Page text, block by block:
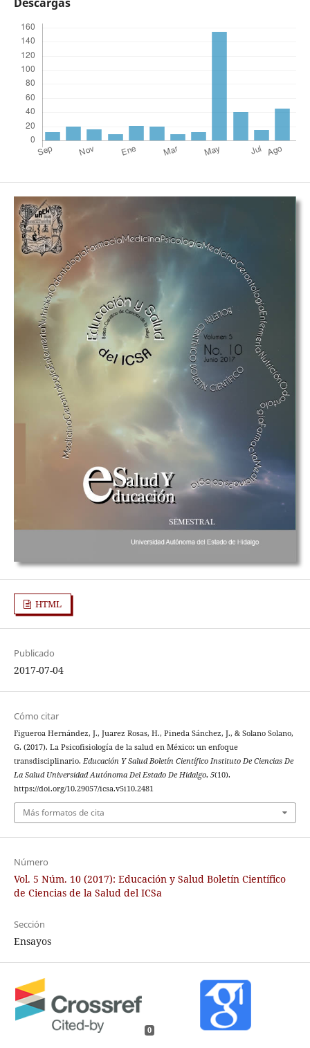
HTML
Publicado
2017-07-04
Cómo citar
Figueroa Hernández, J., Juarez Rosas, H., Pineda Sánchez, J., & Solano Solano,
G. (2017). La Psicofisiología de la salud en México: un enfoque
transdisciplinario. Educación Y Salud Boletín Científico Instituto De Ciencias De
La Salud Universidad Autónoma Del Estado De Hidalgo, 5(10).
https://doi.org/10.29057/icsa.v5i10.2481
Más formatos de cita
Número
Vol. 5 Núm. 10 (2017): Educación y Salud Boletín Científico
de Ciencias de la Salud del ICSa
Sección
Ensayos
0